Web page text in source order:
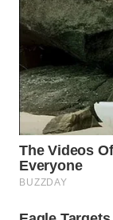
LESUNG
WN
KARO
WN
SIMALUNGUN
WN
LABUHANBATU